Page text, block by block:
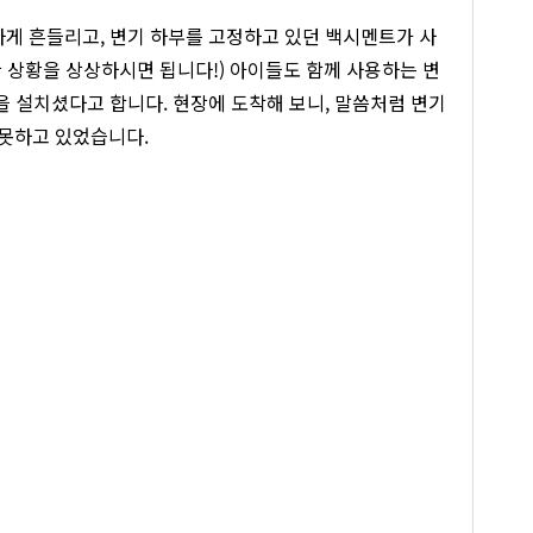
흔들리고, 변기 하부를 고정하고 있던 백시멘트가 사
황을 상상하시면 됩니다!) 아이들도 함께 사용하는 변
치셨다고 합니다. 현장에 도착해 보니, 말씀처럼 변기
하고 있었습니다.